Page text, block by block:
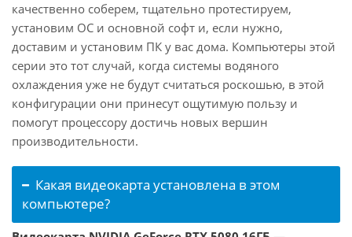
качественно соберем, тщательно протестируем,
установим ОС и основной софт и, если нужно,
доставим и установим ПК у вас дома. Компьютеры этой
серии это тот случай, когда системы водяного
охлаждения уже не будут считаться роскошью, в этой
конфигурации они принесут ощутимую пользу и
помогут процессору достичь новых вершин
производительности.
Какая видеокарта установлена в этом
компьютере?